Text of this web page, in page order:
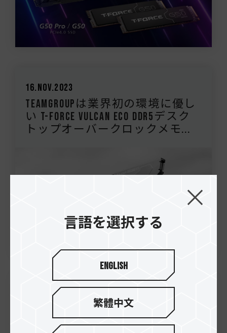
16.Nov.2023
TEAMGROUPは業界初の環境に優し
い T-FORCE VULCAN ECO DDR5デスク
トップオーバークロックメモ...
12.Oct.2023
TEAMGROUP、多様な規格と容量に
柔軟に対応する「T-CREATE CLASSIC
言語を選択する
English
繁體中文